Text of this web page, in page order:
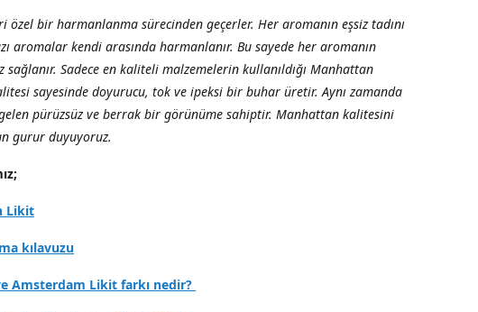
özel bir harmanlanma sürecinden geçerler. Her aromanın eşsiz tadını
aromalar kendi arasında harmanlanır. Bu sayede her aromanın
sağlanır. Sadece en kaliteli malzemelerin kullanıldığı Manhattan
sayesinde doyurucu, tok ve ipeksi bir buhar üretir. Aynı zamanda
gelen pürüzsüz ve berrak bir görünüme sahiptir. Manhattan kalitesini
gurur duyuyoruz.
Likit
kılavuzu
Amsterdam Likit farkı nedir?